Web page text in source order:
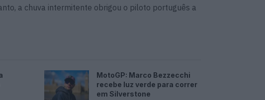
a chuva intermitente obrigou o piloto português a
MotoGP: Marco Bezzecchi
recebe luz verde para correr
em Silverstone